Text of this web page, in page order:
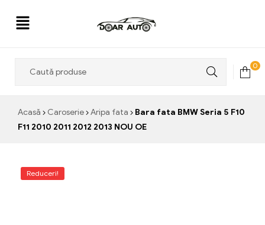
0
Acasă Caroserie Aripa fata
Bara fata BMW Seria 5 F10
F11 2010 2011 2012 2013 NOU OE
Reduceri!